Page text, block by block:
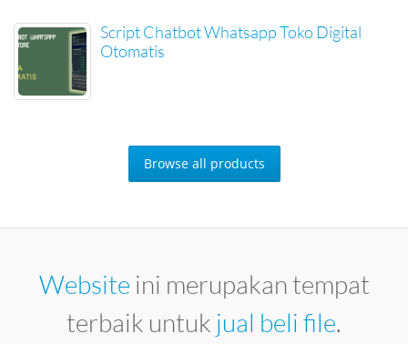
Script Chatbot Whatsapp Toko Digital
Otomatis
Browse all products
Website ini merupakan tempat
terbaik untuk jual beli file.